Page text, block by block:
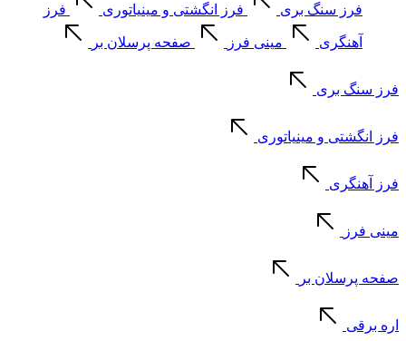
فرز سنگ بری فرز انگشتی و مینیاتوری فرز
آهنگری مینی فرز صفحه پرسلان بر
فرز سنگ بری
فرز انگشتی و مینیاتوری
فرز آهنگری
مینی فرز
صفحه پرسلان بر
اره برقی